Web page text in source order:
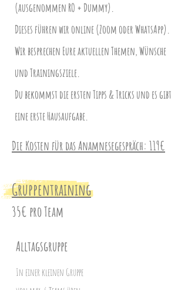
(ausgenommen RO + Dummy).
Dieses führen wir online (Zoom oder WhatsApp).
Wir besprechen Eure aktuellen Themen, Wünsche
und Trainingsziele.
Du bekommst die ersten Tipps & Tricks und es gibt
eine erste Hausaufgabe.
Die Kosten für das Anamnesegespräch: 119€
Gruppentraining
35€ pro Team
Alltagsgruppe
In einer kleinen Gruppe